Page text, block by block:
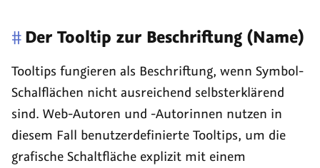
# Der Tooltip zur Beschriftung (Name)
Tooltips fungieren als Beschriftung, wenn Symbol-
Schalflächen nicht ausreichend selbsterklärend
sind. Web-Autoren und -Autorinnen nutzen in
diesem Fall benutzerdefinierte Tooltips, um die
grafische Schaltfläche explizit mit einem